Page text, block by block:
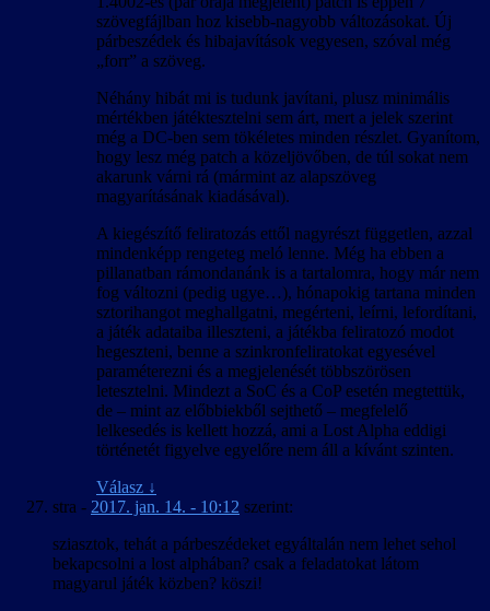
szövegfájlban hoz kisebb-nagyobb változásokat. Új
párbeszédek és hibajavítások vegyesen, szóval még
„forr” a szöveg.
Néhány hibát mi is tudunk javítani, plusz minimális
mértékben játéktesztelni sem árt, mert a jelek szerint
még a DC-ben sem tökéletes minden részlet. Gyanítom,
hogy lesz még patch a közeljövőben, de túl sokat nem
akarunk várni rá (mármint az alapszöveg
magyarításának kiadásával).
A kiegészítő feliratozás ettől nagyrészt független, azzal
mindenképp rengeteg meló lenne. Még ha ebben a
pillanatban rámondanánk is a tartalomra, hogy már nem
fog változni (pedig ugye…), hónapokig tartana minden
sztorihangot meghallgatni, megérteni, leírni, lefordítani,
a játék adataiba illeszteni, a játékba feliratozó modot
hegeszteni, benne a szinkronfeliratokat egyesével
paraméterezni és a megjelenését többszörösen
letesztelni. Mindezt a SoC és a CoP esetén megtettük,
de – mint az előbbiekből sejthető – megfelelő
lelkesedés is kellett hozzá, ami a Lost Alpha eddigi
történetét figyelve egyelőre nem áll a kívánt szinten.
Válasz ↓
stra - 2017. jan. 14. - 10:12 szerint:
sziasztok, tehát a párbeszédeket egyáltalán nem lehet sehol
bekapcsolni a lost alphában? csak a feladatokat látom
magyarul játék közben? köszi!